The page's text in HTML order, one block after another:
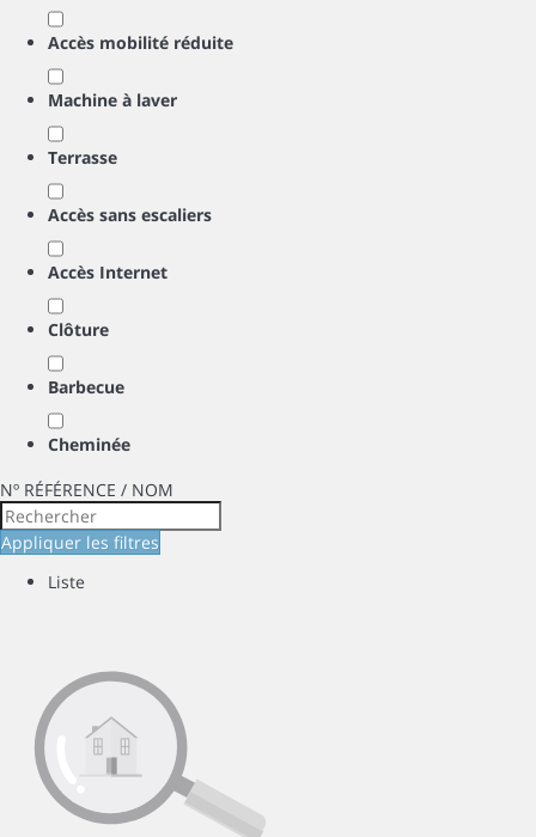
Accès mobilité réduite
Machine à laver
Terrasse
Accès sans escaliers
Accès Internet
Clôture
Barbecue
Cheminée
Nº RÉFÉRENCE / NOM
Appliquer les filtres
Liste